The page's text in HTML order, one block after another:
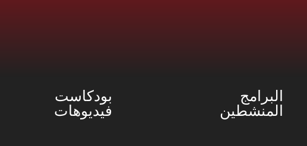
البرامج
المنشطين
بودكاست
فيديوهات